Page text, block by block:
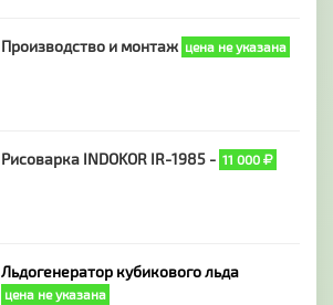
Производство и монтаж цена не указана
Рисоварка INDOKOR IR-1985 - 11 000
Льдогенератор кубикового льда
цена не указана